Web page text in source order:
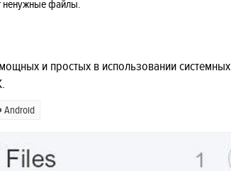
ненужные файлы.
и простых в использовании системных
Android